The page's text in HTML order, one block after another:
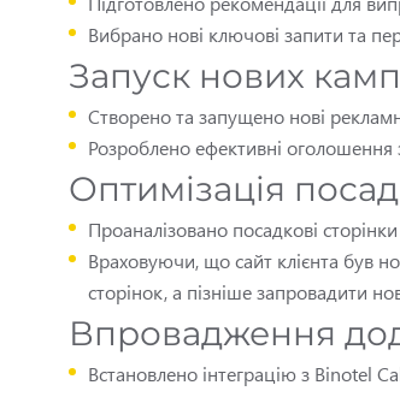
Вибрано нові ключові запити та
Запуск нових
Створено та запущено нові
Розроблено ефективні оголошення
Оптимізація
Проаналізовано посадкові
Враховуючи, що сайт клієнта був
сторінок, а пізніше запровадити
Впровадження
Встановлено інтеграцію з Binotel